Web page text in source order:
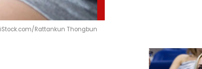
iStock.com/Rattankun Thongbun